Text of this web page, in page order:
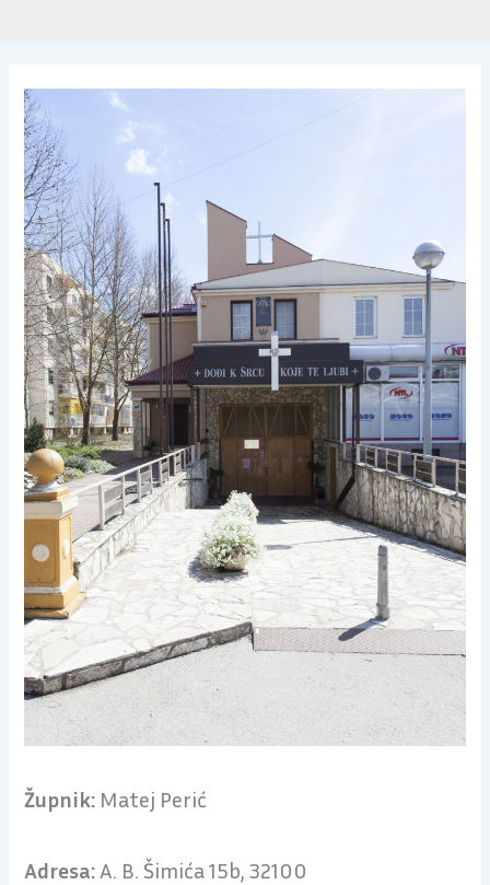
Župnik: Matej Perić
Adresa: A. B. Šimića 15b, 32100